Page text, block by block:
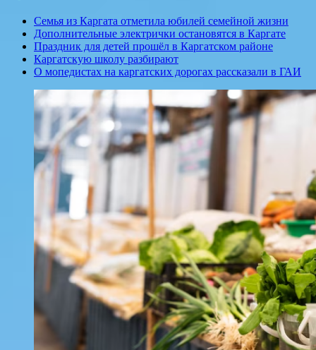
Семья из Каргата отметила юбилей семейной жизни
Дополнительные электрички остановятся в Каргате
Праздник для детей прошёл в Каргатском районе
Каргатскую школу разбирают
О мопедистах на каргатских дорогах рассказали в ГАИ